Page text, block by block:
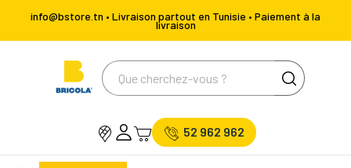
info@bstore.tn • Livraison partout en Tunisie • Paiement à la
livraison
52 962 962